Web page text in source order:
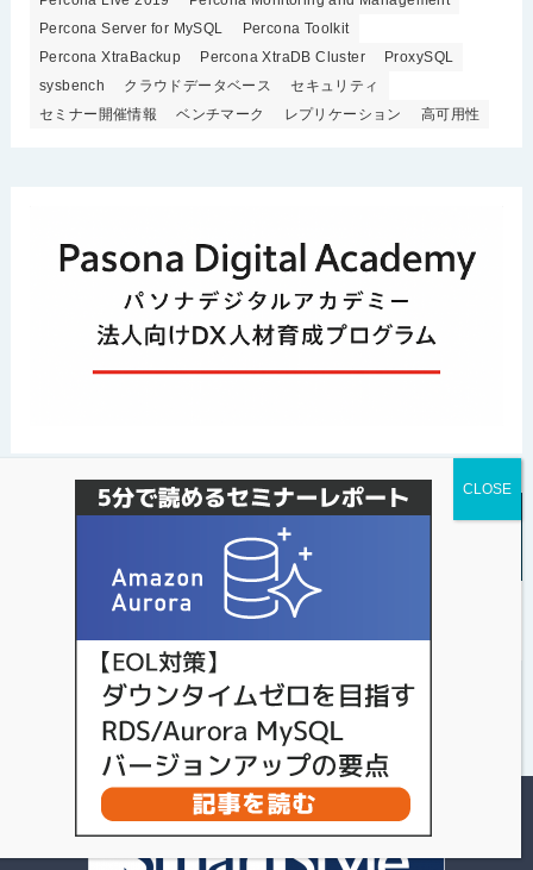
Percona Server for MySQL
Percona Toolkit
Percona XtraBackup
Percona XtraDB Cluster
ProxySQL
sysbench
クラウドデータベース
セキュリティ
セミナー開催情報
ベンチマーク レプリケーション 高可用性
パソナデータ&デザインのXアカウント（※最新
情報はこちらから）